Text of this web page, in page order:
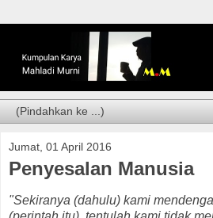
Jumat, 01 April 2016
Penyesalan Manusia
"Sekiranya (dahulu) kami